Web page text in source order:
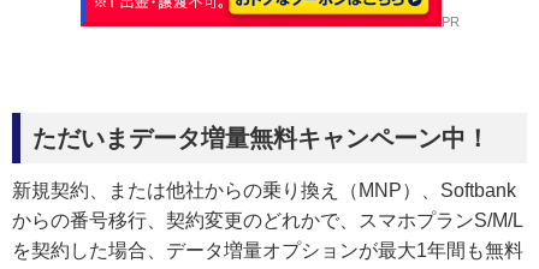
PR
ただいまデータ増量無料キャンペーン中！
新規契約、または他社からの乗り換え（MNP）、Softbank
からの番号移行、契約変更のどれかで、スマホプランS/M/L
を契約した場合、データ増量オプションが最大1年間も無料